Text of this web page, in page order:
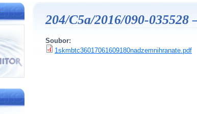
204/C5a/2016/090-035528
Soubor:
1skmbtc36017061609180nadzemnihranate.pdf